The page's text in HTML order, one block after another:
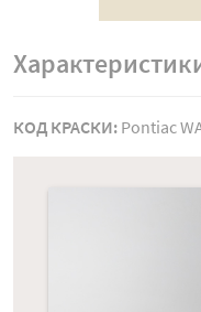
КОД КРАСКИ: Pontiac